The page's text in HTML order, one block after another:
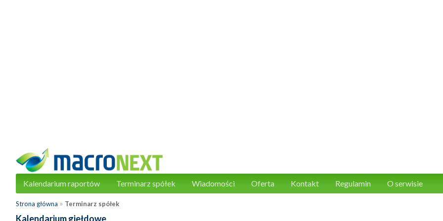
Kalendarium raportów Terminarz spółek Wiadomości Oferta Kontakt Regulamin O serwisie
Strona główna » Terminarz spółek
Kalendarium giełdowe